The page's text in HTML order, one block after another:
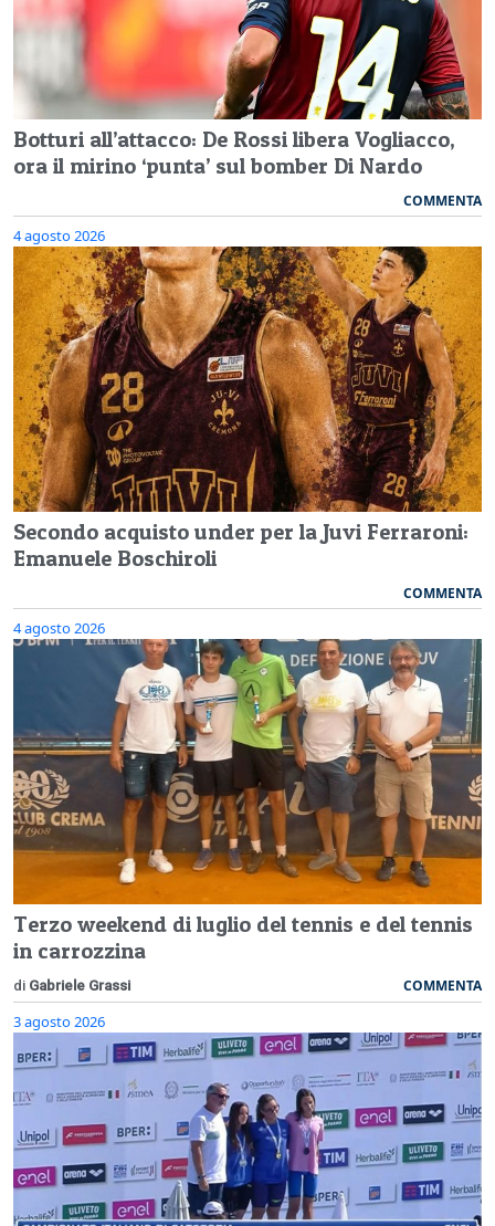
Botturi all’attacco: De Rossi libera Vogliacco,
ora il mirino ‘punta’ sul bomber Di Nardo
COMMENTA
4 agosto 2026
Secondo acquisto under per la Juvi Ferraroni:
Emanuele Boschiroli
COMMENTA
4 agosto 2026
Terzo weekend di luglio del tennis e del tennis
in carrozzina
di Gabriele Grassi COMMENTA
3 agosto 2026